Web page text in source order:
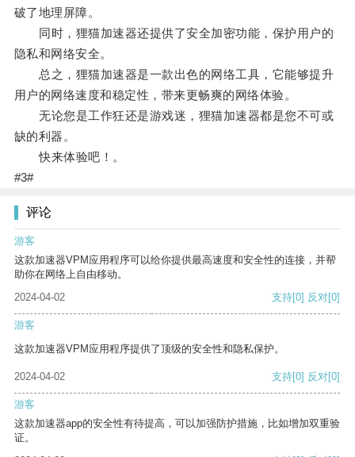
破了地理屏障。
同时，狸猫加速器还提供了安全加密功能，保护用户的
隐私和网络安全。
总之，狸猫加速器是一款出色的网络工具，它能够提升
用户的网络速度和稳定性，带来更畅爽的网络体验。
无论您是工作狂还是游戏迷，狸猫加速器都是您不可或
缺的利器。
快来体验吧！。
#3#
评论
游客
这款加速器VPM应用程序可以给你提供最高速度和安全性的连接，并帮
助你在网络上自由移动。
2024-04-02
支持[0] 反对[0]
游客
这款加速器VPM应用程序提供了顶级的安全性和隐私保护。
2024-04-02 支持[0] 反对[0]
游客
这款加速器app的安全性有待提高，可以加强防护措施，比如增加双重验
证。